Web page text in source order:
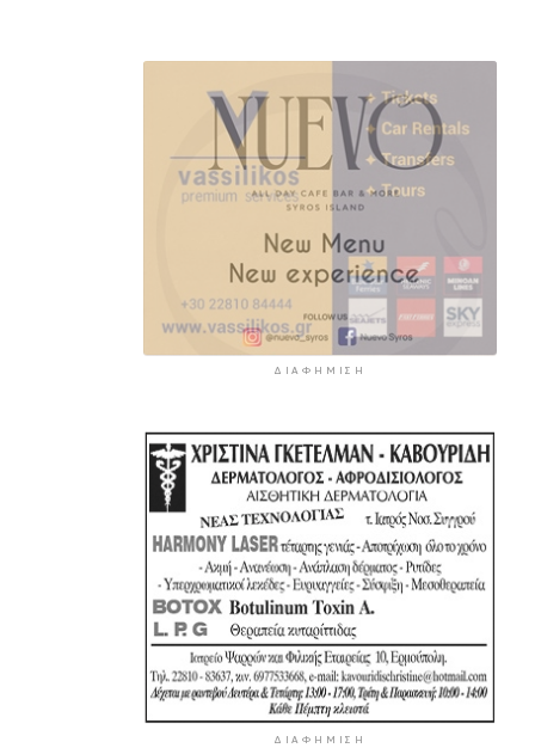
ΔΙΑΦΉΜΙΣΗ
ΔΙΑΦΉΜΙΣΗ